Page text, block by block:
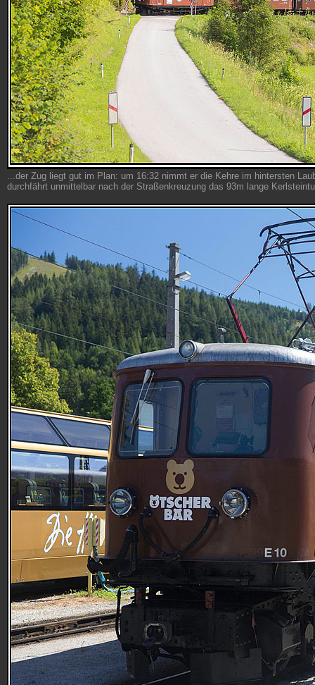
...der Zug liegt gut im Plan: um 16:32 nimmt er die Kehre im hintersten
durchfährt unmittelbar nach der Straßenkreuzung das 93m lange